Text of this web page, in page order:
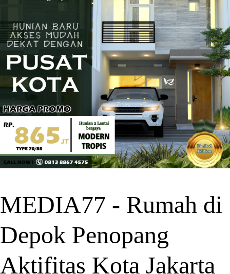
MEDIA77 - Rumah di
Depok Penopang
Aktifitas Kota Jakarta